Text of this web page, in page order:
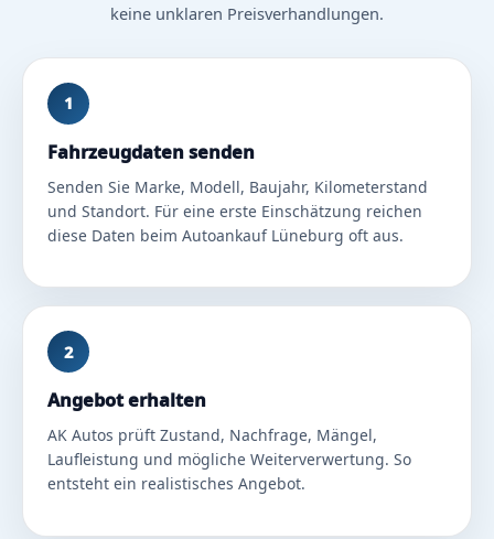
keine unklaren Preisverhandlungen.
1
Fahrzeugdaten senden
Senden Sie Marke, Modell, Baujahr, Kilometerstand
und Standort. Für eine erste Einschätzung reichen
diese Daten beim Autoankauf Lüneburg oft aus.
2
Angebot erhalten
AK Autos prüft Zustand, Nachfrage, Mängel,
Laufleistung und mögliche Weiterverwertung. So
entsteht ein realistisches Angebot.